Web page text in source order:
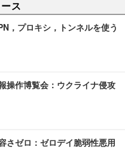
ス
，プロキシ，トンネルを使う
作博覧会：ウクライナ侵攻
ゼロ：ゼロデイ脆弱性悪用